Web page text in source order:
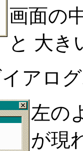
画面の
と 大き
アロ
左の
が現